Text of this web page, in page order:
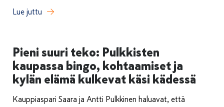
Lue juttu
Pieni suuri teko: Pulkkisten
kaupassa bingo, kohtaamiset ja
kylän elämä kulkevat käsi kädessä
Kauppiaspari Saara ja Antti Pulkkinen haluavat, että